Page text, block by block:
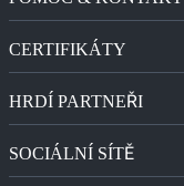
CERTIFIKÁTY
HRDÍ PARTNEŘI
SOCIÁLNÍ SÍTĚ